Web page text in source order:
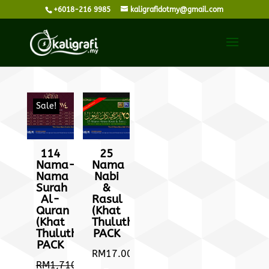
+6018-216 9985 kaligrafidotmy@gmail.com
Sale!
114
Nama-
Nama
Surah
Al-
Quran
(Khat
Thuluth)
PACK
RM1,710.00
25
Nama
Nabi
&
Rasul
(Khat
Thuluth)
PACK
RM17.00